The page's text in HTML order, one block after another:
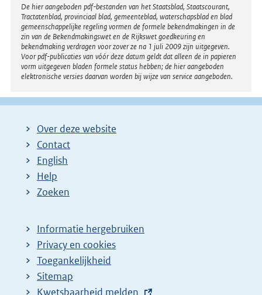
Disclaimer
De hier aangeboden pdf-bestanden van het Staatsblad, Staatscourant,
Tractatenblad, provinciaal blad, gemeenteblad, waterschapsblad en blad
gemeenschappelijke regeling vormen de formele bekendmakingen in de
zin van de Bekendmakingswet en de Rijkswet goedkeuring en
bekendmaking verdragen voor zover ze na 1 juli 2009 zijn uitgegeven.
Voor pdf-publicaties van vóór deze datum geldt dat alleen de in papieren
vorm uitgegeven bladen formele status hebben; de hier aangeboden
elektronische versies daarvan worden bij wijze van service aangeboden.
Over deze website
Contact
English
Help
Zoeken
Informatie hergebruiken
Privacy en cookies
Toegankelijkheid
Sitemap
E
Kwetsbaarheid melden